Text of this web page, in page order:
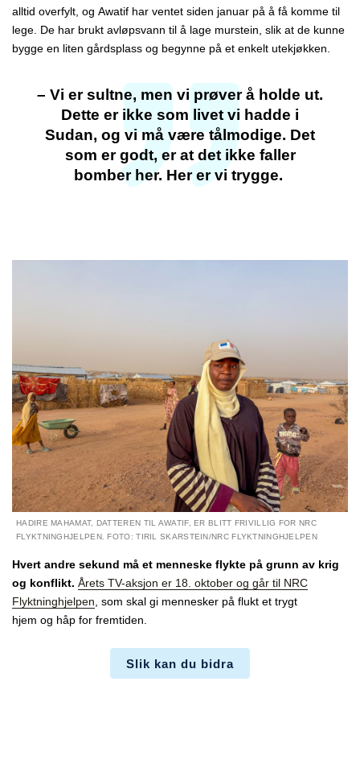
alltid overfylt, og Awatif har ventet siden januar på å få komme til
lege. De har brukt avløpsvann til å lage murstein, slik at de kunne
bygge en liten gårdsplass og begynne på et enkelt utekjøkken.
– Vi er sultne, men vi prøver å holde ut.
Dette er ikke som livet vi hadde i
Sudan, og vi må være tålmodige. Det
som er godt, er at det ikke faller
bomber her. Her er vi trygge.
HADIRE MAHAMAT, DATTEREN TIL AWATIF, ER BLITT FRIVILLIG FOR NRC
FLYKTNINGHJELPEN. FOTO: TIRIL SKARSTEIN/NRC FLYKTNINGHJELPEN
Hvert andre sekund må et menneske flykte på grunn av krig
og konflikt. Årets TV-aksjon er 18. oktober og går til NRC
Flyktninghjelpen , som skal gi mennesker på flukt et trygt
hjem og håp for fremtiden.
Slik kan du bidra